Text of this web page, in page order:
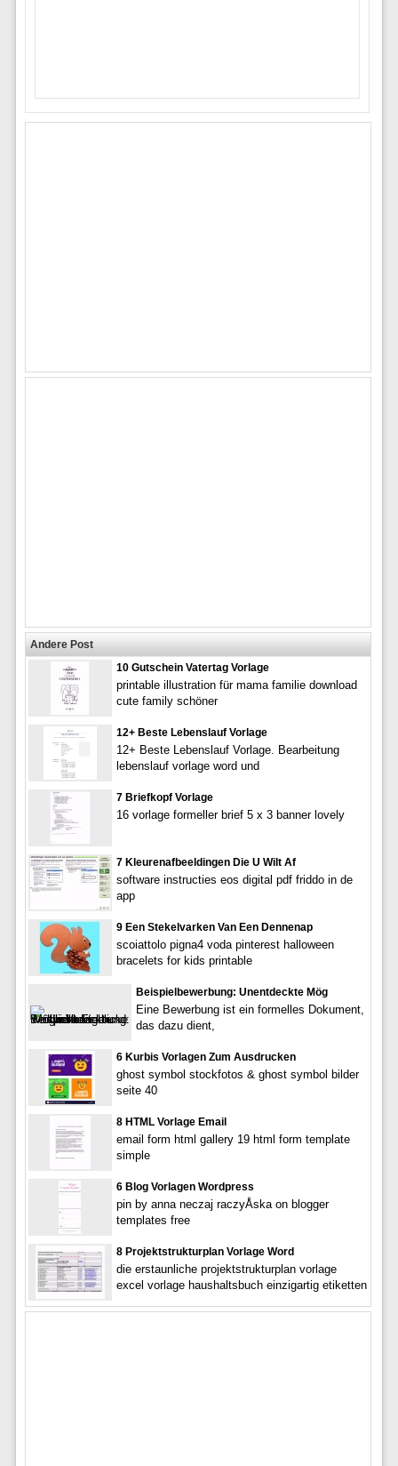
Andere Post
10 Gutschein Vatertag Vorlage
printable illustration für mama familie download
cute family schöner
12+ Beste Lebenslauf Vorlage
12+ Beste Lebenslauf Vorlage. Bearbeitung
lebenslauf vorlage word und
7 Briefkopf Vorlage
16 vorlage formeller brief 5 x 3 banner lovely
7 Kleurenafbeeldingen Die U Wilt Af
software instructies eos digital pdf friddo in de
app
9 Een Stekelvarken Van Een Dennenap
scoiattolo pigna4 voda pinterest halloween
bracelets for kids printable
Beispielbewerbung: Unentdeckte Mög
Eine Bewerbung ist ein formelles Dokument,
das dazu dient,
6 Kurbis Vorlagen Zum Ausdrucken
ghost symbol stockfotos & ghost symbol bilder
seite 40
8 HTML Vorlage Email
email form html gallery 19 html form template
simple
6 Blog Vorlagen Wordpress
pin by anna neczaj raczyÅska on blogger
templates free
8 Projektstrukturplan Vorlage Word
die erstaunliche projektstrukturplan vorlage
excel vorlage haushaltsbuch einzigartig etiketten